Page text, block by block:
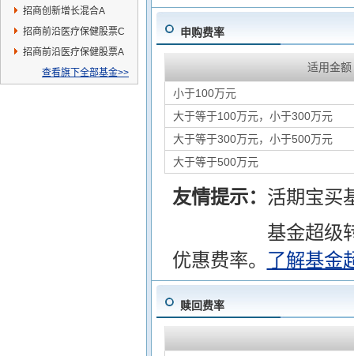
招商创新增长混合A
招商前沿医疗保健股票C
招商前沿医疗保健股票A
查看旗下全部基金>>
申购费率
适用金额
小于100万元
大于等于100万元，小于300万元
大于等于300万元，小于500万元
大于等于500万元
友情提示： 活期宝买
基金超级
优惠费率。 了解基金
赎回费率